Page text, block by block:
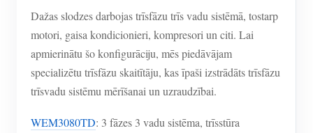
Dažas slodzes darbojas trīsfāzu trīs vadu sistēmā, tostarp
motori, gaisa kondicionieri, kompresori un citi. Lai
apmierinātu šo konfigurāciju, mēs piedāvājam
specializētu trīsfāzu skaitītāju, kas īpaši izstrādāts trīsfāzu
trīsvadu sistēmu mērīšanai un uzraudzībai.
WEM3080TD: 3 fāzes 3 vadu sistēma, trīsstūra